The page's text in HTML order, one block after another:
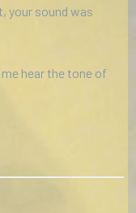
your sound was
hear the tone of